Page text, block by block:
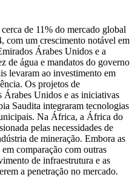
de 11% do mercado global
com um crescimento notável em
Árabes Unidos e a
de água e mandatos do governo
levaram ao investimento em
Os projetos de
Árabes Unidos e as iniciativas
Saudita integraram tecnologias
Na África, a África do
pelas necessidades de
de mineração. Embora as
comparação com outras
de infraestrutura e as
a penetração no mercado.